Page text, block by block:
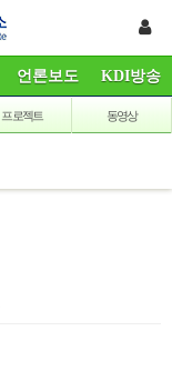
언론보도 KDI방송
프로젝트 동영상